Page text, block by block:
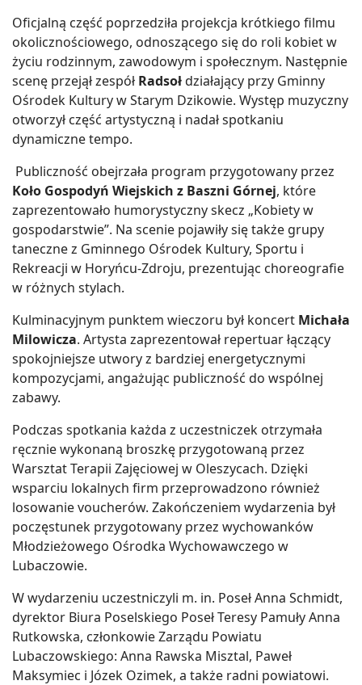
Oficjalną część poprzedziła projekcja krótkiego filmu
okolicznościowego, odnoszącego się do roli kobiet w
życiu rodzinnym, zawodowym i społecznym. Następnie
scenę przejął zespół Radsołdziałający przy Gminny
Ośrodek Kultury w Starym Dzikowie. Występ muzyczny
otworzył część artystyczną i nadał spotkaniu
dynamiczne tempo.
Publiczność obejrzała program przygotowany przez
Koło Gospodyń Wiejskich z Baszni Górnej, które
zaprezentowało humorystyczny skecz „Kobiety w
gospodarstwie”. Na scenie pojawiły się także grupy
taneczne z Gminnego Ośrodek Kultury, Sportu i
Rekreacji w Horyńcu-Zdroju, prezentując choreografie
w różnych stylach.
Kulminacyjnym punktem wieczoru był koncert Michała
Milowicza. Artysta zaprezentował repertuar łączący
spokojniejsze utwory z bardziej energetycznymi
kompozycjami, angażując publiczność do wspólnej
zabawy.
Podczas spotkania każda z uczestniczek otrzymała
ręcznie wykonaną broszkę przygotowaną przez
Warsztat Terapii Zajęciowej w Oleszycach. Dzięki
wsparciu lokalnych firm przeprowadzono również
losowanie voucherów. Zakończeniem wydarzenia był
poczęstunek przygotowany przez wychowanków
Młodzieżowego Ośrodka Wychowawczego w
Lubaczowie.
W wydarzeniu uczestniczyli m. in. Poseł Anna Schmidt,
dyrektor Biura Poselskiego Poseł Teresy Pamuły Anna
Rutkowska, członkowie Zarządu Powiatu
Lubaczowskiego: Anna Rawska Misztal, Paweł
Maksymiec i Józek Ozimek, a także radni powiatowi.